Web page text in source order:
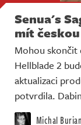
Senua's
mít
Mohou skončit
Hellblade 2
aktualizaci
potvrdila.
Michal Burian